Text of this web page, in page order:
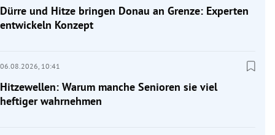
Dürre und Hitze bringen Donau an Grenze: Experten
entwickeln Konzept
06.08.2026, 10:41
Hitzewellen: Warum manche Senioren sie viel
heftiger wahrnehmen